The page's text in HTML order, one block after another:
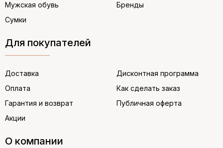
Мужская обувь
Сумки
Бренды
Для покупателей
Доставка
Оплата
Гарантия и возврат
Акции
Дисконтная программа
Как сделать заказ
Публичная оферта
О компании